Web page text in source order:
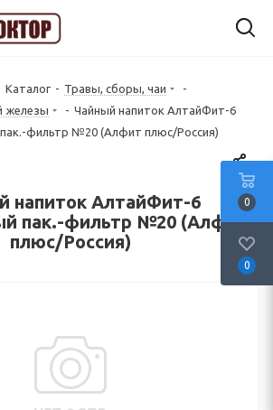
Каталог - Травы, сборы, чаи
-
железы
- Чайный напиток АлтайФит-6
фильтр №20 (Алфит плюс/Россия)
напиток АлтайФит-6
пак.-фильтр №20 (Алфит
плюс/Россия)
0
0